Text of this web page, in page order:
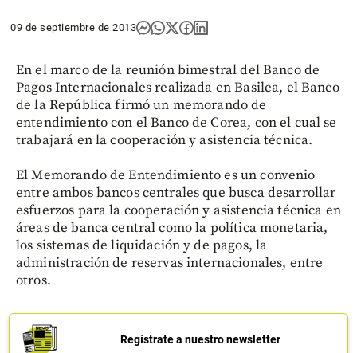
09 de septiembre de 2013
En el marco de la reunión bimestral del Banco de
Pagos Internacionales realizada en Basilea, el Banco
de la República firmó un memorando de
entendimiento con el Banco de Corea, con el cual se
trabajará en la cooperación y asistencia técnica.
El Memorando de Entendimiento es un convenio
entre ambos bancos centrales que busca desarrollar
esfuerzos para la cooperación y asistencia técnica en
áreas de banca central como la política monetaria,
los sistemas de liquidación y de pagos, la
administración de reservas internacionales, entre
otros.
Regístrate a nuestro newsletter